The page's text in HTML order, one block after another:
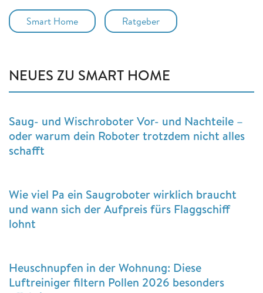
Smart Home Ratgeber
NEUES ZU SMART HOME
Saug- und Wischroboter Vor- und Nachteile –
oder warum dein Roboter trotzdem nicht alles
schafft
Wie viel Pa ein Saugroboter wirklich braucht
und wann sich der Aufpreis fürs Flaggschiff
lohnt
Heuschnupfen in der Wohnung: Diese
Luftreiniger filtern Pollen 2026 besonders